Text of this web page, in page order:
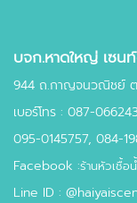
บจก.หาดใหญ่ เซน
944 ถ.กาญจนวณิชย์ ต
เบอร์โทร : 087-
095-0145757, 084-
Facebook :ร้านหัวเชื้อ
Line ID :